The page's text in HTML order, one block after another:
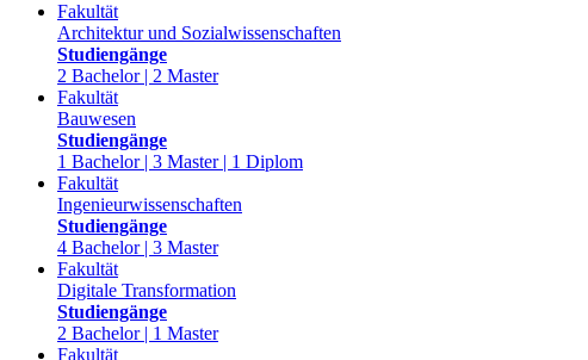
Fakultät
Architektur und Sozialwissenschaften
Studiengänge
2 Bachelor | 2 Master
Fakultät
Bauwesen
Studiengänge
1 Bachelor | 3 Master | 1 Diplom
Fakultät
Ingenieurwissenschaften
Studiengänge
4 Bachelor | 3 Master
Fakultät
Digitale Transformation
Studiengänge
2 Bachelor | 1 Master
Fakultät